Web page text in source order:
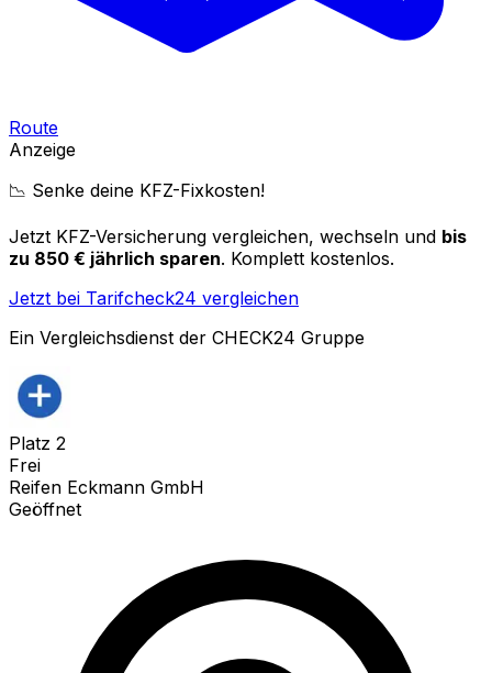
Route
Anzeige
📉 Senke deine KFZ-Fixkosten!
Jetzt KFZ-Versicherung vergleichen, wechseln und bis
zu 850 € jährlich sparen. Komplett kostenlos.
Jetzt bei Tarifcheck24 vergleichen
Ein Vergleichsdienst der CHECK24 Gruppe
Platz 2
Frei
Reifen Eckmann GmbH
Geöffnet